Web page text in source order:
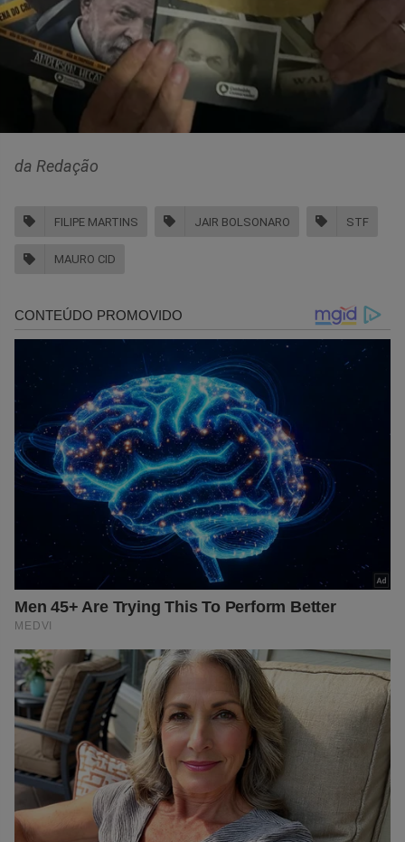
da Redação
FILIPE MARTINS JAIR BOLSONARO STF
MAURO CID